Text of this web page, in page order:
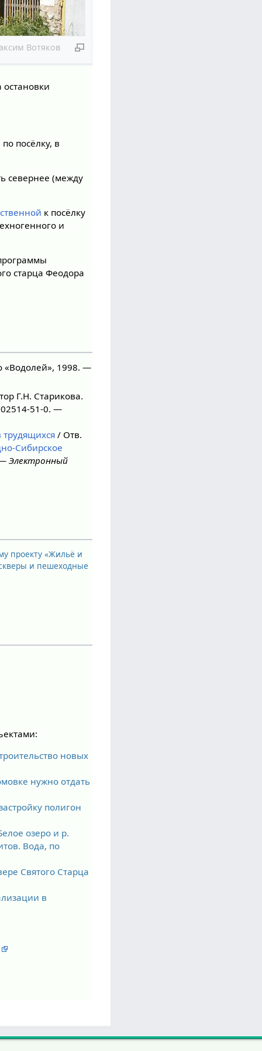
Вотяков
посёлку, в
севернее (между
к посёлку
и
старца Феодора
«Водолей», 1998. —
Г.Н. Старикова.
51-0. —
трудящихся/ Отв.
Сибирское
Электронный
проекту «Жильё и
и пешеходные
новых
нужно отдать
полигон
озеро и р.
Вода, по
Святого Старца
в